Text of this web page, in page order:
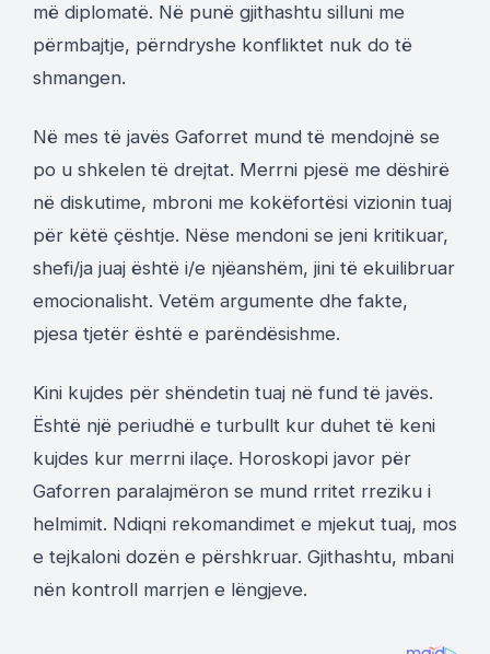
më diplomatë. Në punë gjithashtu silluni me
përmbajtje, përndryshe konfliktet nuk do të
shmangen.
Në mes të javës Gaforret mund të mendojnë se
po u shkelen të drejtat. Merrni pjesë me dëshirë
në diskutime, mbroni me kokëfortësi vizionin tuaj
për këtë çështje. Nëse mendoni se jeni kritikuar,
shefi/ja juaj është i/e njëanshëm, jini të ekuilibruar
emocionalisht. Vetëm argumente dhe fakte,
pjesa tjetër është e parëndësishme.
Kini kujdes për shëndetin tuaj në fund të javës.
Është një periudhë e turbullt kur duhet të keni
kujdes kur merrni ilaçe. Horoskopi javor për
Gaforren paralajmëron se mund rritet rreziku i
helmimit. Ndiqni rekomandimet e mjekut tuaj, mos
e tejkaloni dozën e përshkruar. Gjithashtu, mbani
nën kontroll marrjen e lëngjeve.